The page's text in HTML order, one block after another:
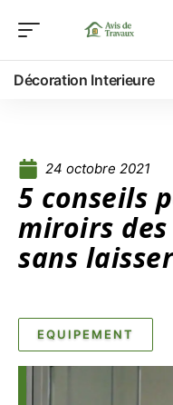
Décoration Interieure
24 octobre 2021
5 conseils
miroirs
sans
EQUIPEMENT